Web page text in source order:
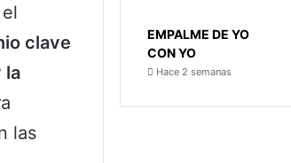
clave
la
las
EMPALME DE YO
CON YO
Hace 2 semanas